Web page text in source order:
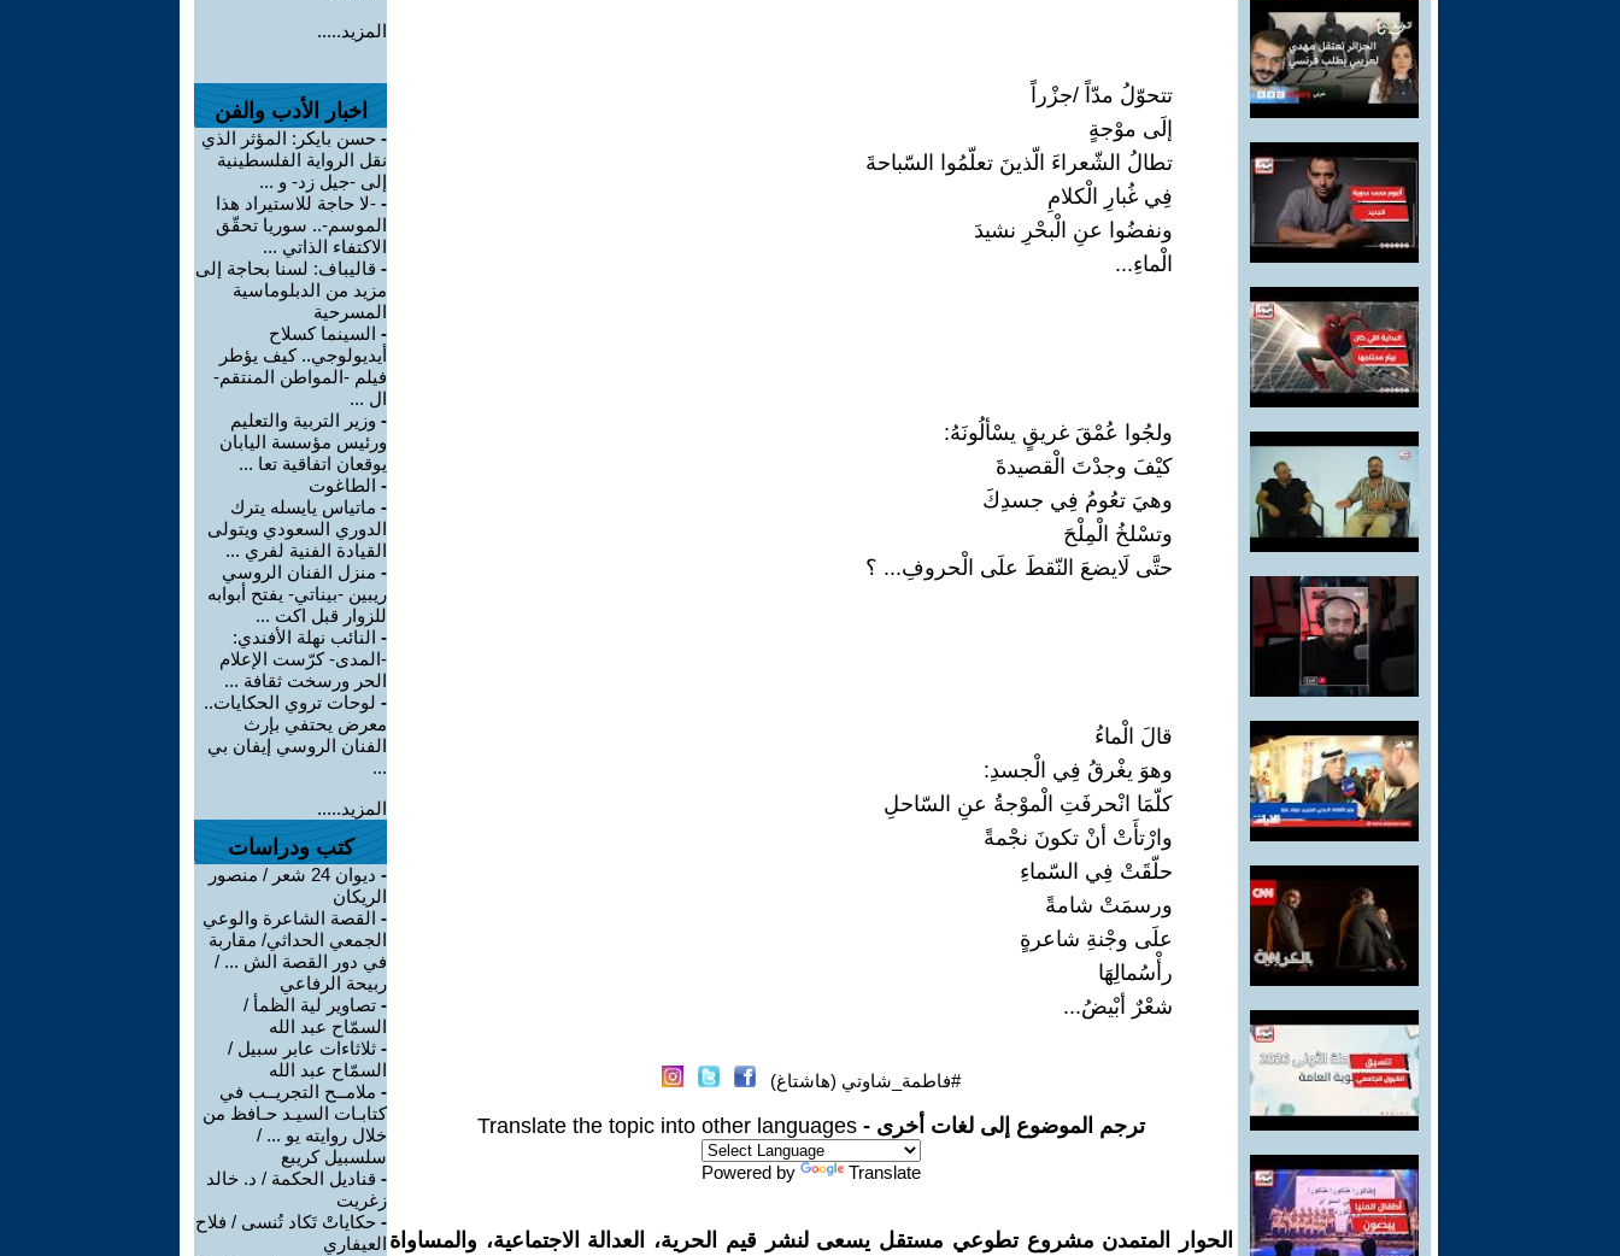
تتحوّلُ مدّاً /جزْراً
إلَى موْجةٍ
تطالُ الشّعراءَ الّذينَ تعلّمُوا السّباحةَ
فِي غُبارِ الْكلامِ
ونفضُوا عنِ الْبحْرِ نشيدَ
الْماءِ...
ولجُوا عُمْقَ غريقٍ يسْألُونَهُ:
كيْفَ وجدْتَ الْقصيدةَ
وهيَ تعُومُ فِي جسدِكَ
وتسْلخُ الْمِلْحَ
حتَّى لَايضعَ النّقطَ علَى الْحروفِ... ؟
قالَ الْماءُ
وهوَ يغْرقُ فِي الْجسدِ:
كلّمَا انْحرفَتِ الْموْجةُ عنِ السّاحلِ
وارْتأَتْ أنْ تكونَ نجْمةً
حلّقَتْ فِي السّماءِ
ورسمَتْ شامةً
علَى وجْنةِ شاعرةٍ
رأْسُمالِهَا
شعْرٌ أبْيضُ...
#فاطمة_شاوتي (هاشتاغ)
ترجم الموضوع إلى لغات أخرى - Translate the topic into other languages
Powered by Translate
الحوار المتمدن مشروع تطوعي مستقل يسعى لنشر قيم الحرية، العدالة الاجتماعية، والمساواة
المزيد.....
اخبار الأدب والفن
- حسن بايكر: المؤثر الذي
نقل الرواية الفلسطينية
إلى -جيل زد- و ...
- -لا حاجة للاستيراد هذا
الموسم-.. سوريا تحقّق
الاكتفاء الذاتي ...
- قاليباف: لسنا بحاجة إلى
مزيد من الدبلوماسية
المسرحية
- السينما كسلاح
أيديولوجي.. كيف يؤطر
فيلم -المواطن المنتقم-
ال ...
- وزير التربية والتعليم
ورئيس مؤسسة اليابان
يوقعان اتفاقية تعا ...
- الطاغوت
- ماتياس يايسله يترك
الدوري السعودي ويتولى
القيادة الفنية لفري ...
- منزل الفنان الروسي
ريبين -بيناتي- يفتح أبوابه
للزوار قبل اكت ...
- النائب نهلة الأفندي:
-المدى- كرّست الإعلام
الحر ورسخت ثقافة ...
- لوحات تروي الحكايات..
معرض يحتفي بإرث
الفنان الروسي إيفان بي
...
المزيد.....
كتب ودراسات
-
ديوان 24 شعر / منصور
الريكان
- القصة الشاعرة والوعي
الجمعي الحداثي/ مقاربة
في دور القصة الش ... /
ربيحة الرفاعي
- تصاوير لية الظمأ /
السمّاح عبد الله
- ثلاثاءات عابر سبيل /
السمّاح عبد الله
- ملامــح التجريــب في
كتابـات السيـد حـافظ من
خلال روايته يو ... /
سلسبيل كريبع
- قناديل الحكمة / د. خالد
زغريت
- حكاياتْ تَكاد تُنسى / فلاح
العيفاري